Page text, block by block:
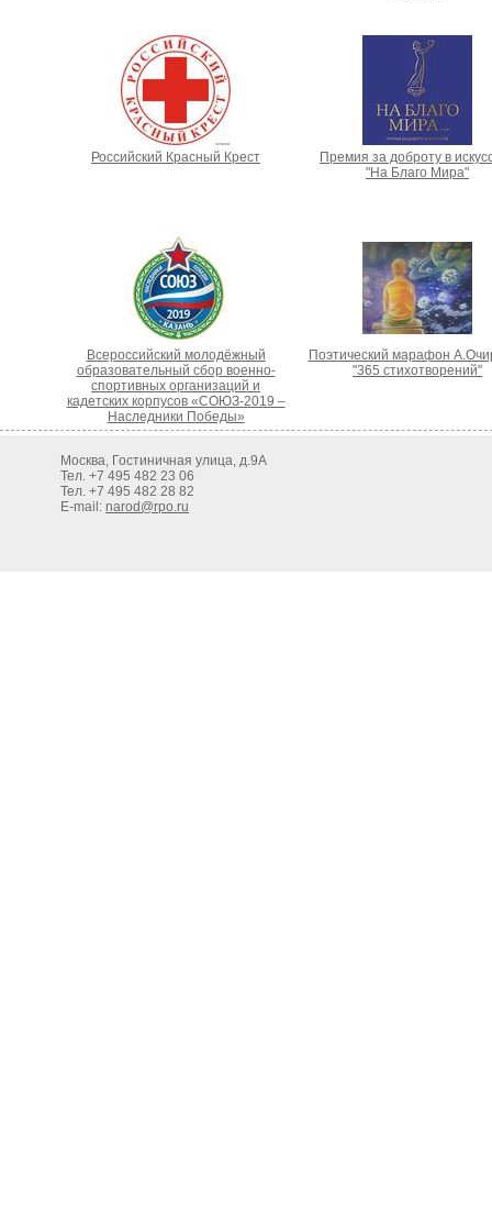
Российский Красный Крест
Премия за доброту в
"На Благо Мира"
Всероссийский молодёжный
образовательный сбор военно-
спортивных организаций и
кадетских корпусов «СОЮЗ-2019 –
Наследники Победы»
Поэтический марафон
"365 стихотворений"
Москва, Гостиничная улица, д.9А
Тел. +7 495 482 23 06
Тел. +7 495 482 28 82
E-mail: narod@rpo.ru